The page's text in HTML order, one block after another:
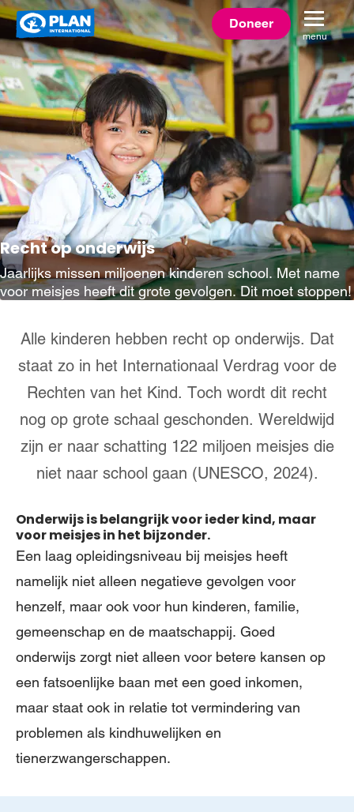
Plan
International
Doneer
menu
Recht op onderwijs
Jaarlijks missen miljoenen kinderen school. Met name
voor meisjes heeft dit grote gevolgen. Dit moet stoppen!
Alle kinderen hebben recht op onderwijs. Dat
staat zo in het Internationaal Verdrag voor de
Rechten van het Kind. Toch wordt dit recht
nog op grote schaal geschonden. Wereldwijd
zijn er naar schatting 122 miljoen meisjes die
niet naar school gaan (UNESCO, 2024).
Onderwijs is belangrijk voor ieder kind, maar
voor meisjes in het bijzonder.
Een laag opleidingsniveau bij meisjes heeft
namelijk niet alleen negatieve gevolgen voor
henzelf, maar ook voor hun kinderen, familie,
gemeenschap en de maatschappij. Goed
onderwijs zorgt niet alleen voor betere kansen op
een fatsoenlijke baan met een goed inkomen,
maar staat ook in relatie tot vermindering van
problemen als kindhuwelijken en
tienerzwangerschappen.